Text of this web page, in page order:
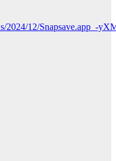
2024/12/Snapsave.app_-